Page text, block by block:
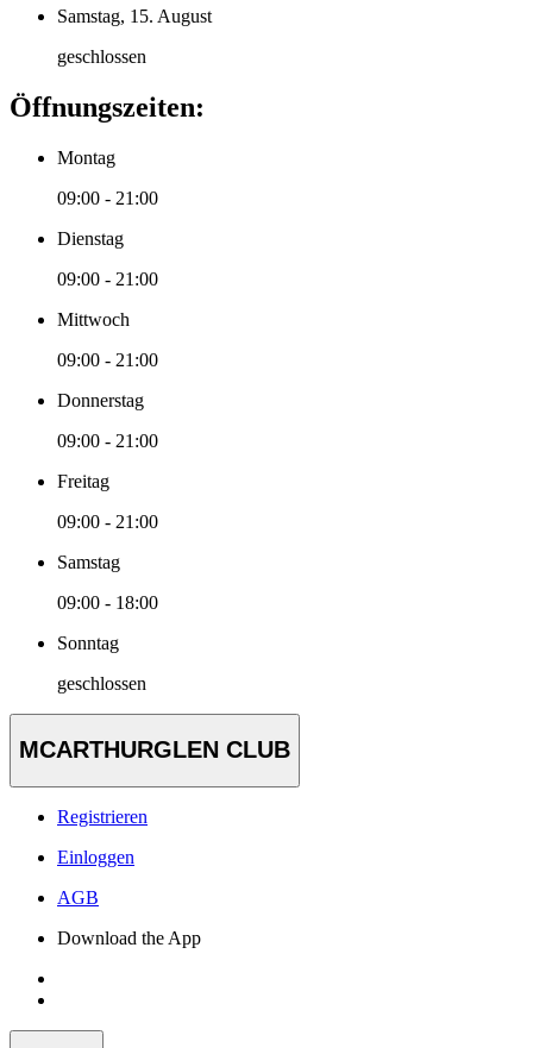
Samstag, 15. August
geschlossen
Öffnungszeiten:
Montag
09:00 - 21:00
Dienstag
09:00 - 21:00
Mittwoch
09:00 - 21:00
Donnerstag
09:00 - 21:00
Freitag
09:00 - 21:00
Samstag
09:00 - 18:00
Sonntag
geschlossen
MCARTHURGLEN CLUB
Registrieren
Einloggen
AGB
Download the App